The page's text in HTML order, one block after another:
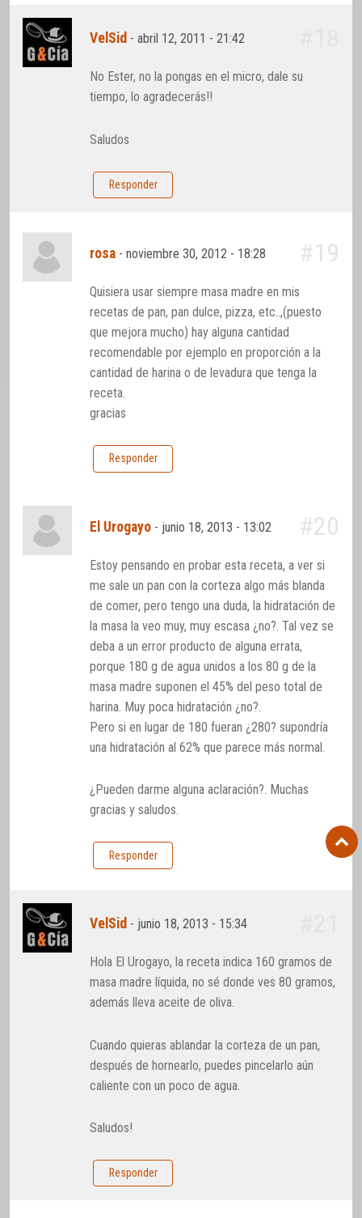
VelSid -abril 12, 2011 - 21:42
No Ester, no la pongas en el micro, dale su
tiempo, lo agradecerás!!
Saludos
Responder
rosa -noviembre 30, 2012 - 18:28 #19
Quisiera usar siempre masa madre en mis
recetas de pan, pan dulce, pizza, etc..,(puesto
que mejora mucho) hay alguna cantidad
recomendable por ejemplo en proporción a la
cantidad de harina o de levadura que tenga la
receta.
gracias
Responder
El Urogayo - junio 18, 2013 - 13:02 #20
Estoy pensando en probar esta receta, a ver si
me sale un pan con la corteza algo más blanda
de comer, pero tengo una duda, la hidratación de
la masa la veo muy, muy escasa ¿no?. Tal vez se
deba a un error producto de alguna errata,
porque 180 g de agua unidos a los 80 g de la
masa madre suponen el 45% del peso total de
harina. Muy poca hidratación ¿no?.
Pero si en lugar de 180 fueran ¿280? supondría
una hidratación al 62% que parece más normal.
¿Pueden darme alguna aclaración?. Muchas
gracias y saludos.
Responder
VelSid - junio 18, 2013 - 15:34
Hola El Urogayo, la receta indica 160 gramos de
masa madre líquida, no sé donde ves 80 gramos,
además lleva aceite de oliva.
Cuando quieras ablandar la corteza de un pan,
después de hornearlo, puedes pincelarlo aún
caliente con un poco de agua.
Saludos!
Responder